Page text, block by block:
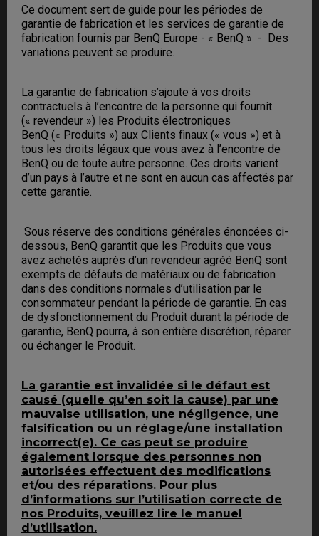
Ce document sert de guide pour les périodes de
garantie de fabrication et les services de garantie de
fabrication fournis par BenQ Europe - « BenQ » - Des
variations peuvent se produire.
La garantie de fabrication s’ajoute à vos droits
contractuels à l’encontre de la personne qui fournit
(« revendeur ») les Produits électroniques
BenQ (« Produits ») aux Clients finaux (« vous ») et à
tous les droits légaux que vous avez à l’encontre de
BenQ ou de toute autre personne. Ces droits varient
d’un pays à l’autre et ne sont en aucun cas affectés par
cette garantie.
Sous réserve des conditions générales énoncées ci-
dessous, BenQ garantit que les Produits que vous
avez achetés auprès d’un revendeur agréé BenQ sont
exempts de défauts de matériaux ou de fabrication
dans des conditions normales d’utilisation par le
consommateur pendant la période de garantie. En cas
de dysfonctionnement du Produit durant la période de
garantie, BenQ pourra, à son entière discrétion, réparer
ou échanger le Produit.
La garantie est invalidée si le défaut est
causé (quelle qu’en soit la cause) par une
mauvaise utilisation, une négligence, une
falsification ou un réglage/une installation
incorrect(e). Ce cas peut se produire
également lorsque des personnes non
autorisées effectuent des modifications
et/ou des réparations. Pour plus
d’informations sur l’utilisation correcte de
nos Produits, veuillez lire le manuel
d’utilisation.